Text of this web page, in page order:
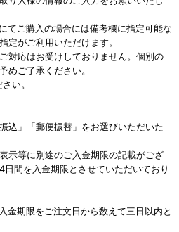
ご購入の場合には備考欄に指定可能な
定がご利用いただけます。
はお受けしておりません。個別の
めご了承ください。
い。
」「郵便振替」をお選びいただいた
等に別途のご入金期限の記載がござ
間を入金期限とさせていただいており
期限をご注文日から数えて三日以内と